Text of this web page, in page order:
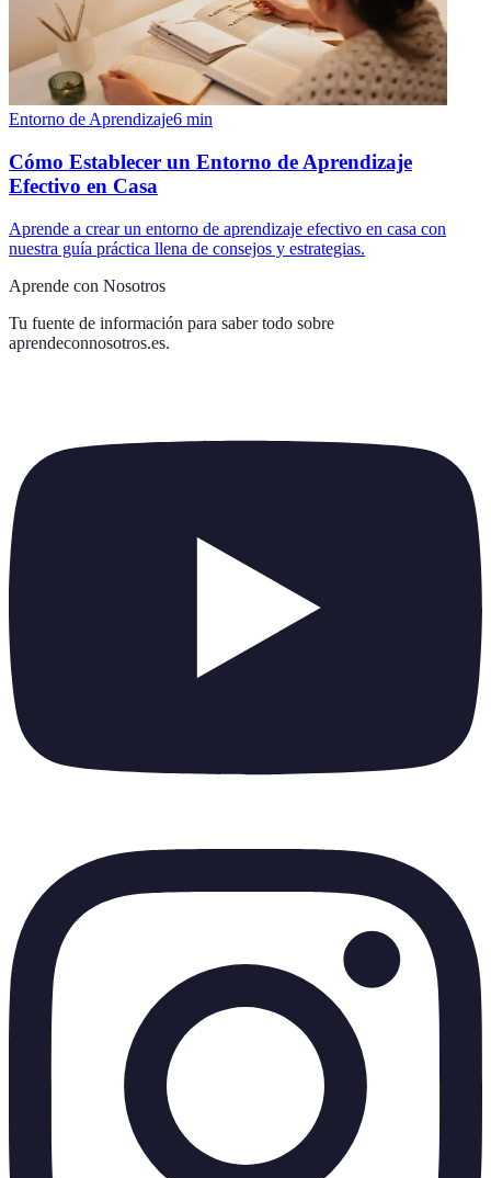
Entorno de Aprendizaje6 min
Cómo Establecer un Entorno de Aprendizaje
Efectivo en Casa
Aprende a crear un entorno de aprendizaje efectivo en casa con
nuestra guía práctica llena de consejos y estrategias.
Aprende con Nosotros
Tu fuente de información para saber todo sobre
aprendeconnosotros.es.